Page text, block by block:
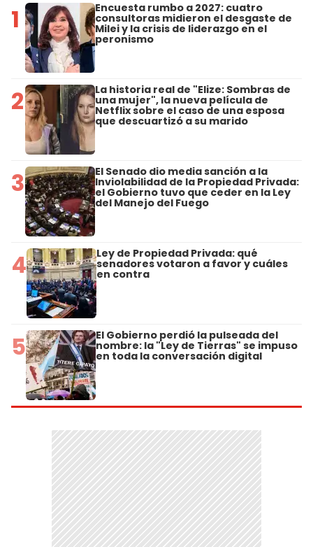
1 Encuesta rumbo a 2027: cuatro
consultoras midieron el desgaste de
Milei y la crisis de liderazgo en el
peronismo
2 La historia real de "Elize: Sombras de
una mujer", la nueva película de
Netflix sobre el caso de una esposa
que descuartizó a su marido
3 El Senado dio media sanción a la
Inviolabilidad de la Propiedad Privada:
el Gobierno tuvo que ceder en la Ley
del Manejo del Fuego
4 Ley de Propiedad Privada: qué
senadores votaron a favor y cuáles
en contra
5 El Gobierno perdió la pulseada del
nombre: la "Ley de Tierras" se impuso
en toda la conversación digital